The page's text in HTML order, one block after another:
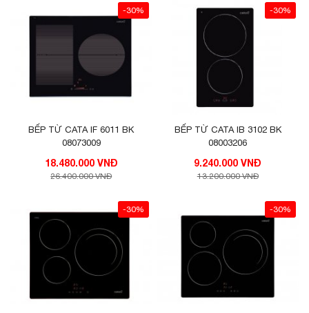
-30%
BẾP TỪ CATA IF 6011 BK
08073009
18.480.000 VNĐ
26.400.000 VNĐ
-30%
BẾP TỪ CATA IB 3102 BK
08003206
9.240.000 VNĐ
13.200.000 VNĐ
-30% -30%